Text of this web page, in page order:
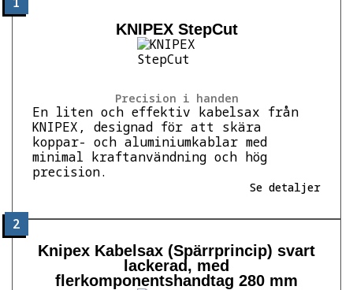
Precision i handen
KNIPEX StepCut
En liten och effektiv kabelsax från
KNIPEX, designad för att skära
koppar- och aluminiumkablar med
minimal kraftanvändning och hög
precision.
Se detaljer
2
Knipex Kabelsax (Spärrprincip) svart
lackerad, med
flerkomponentshandtag 280 mm